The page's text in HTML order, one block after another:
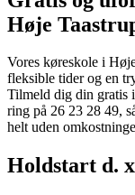
Høje
Vores køreskole i
fleksible tider og en
Tilmeld dig din gratis
ring på 26 23 28 49,
helt uden
Holdstart d.